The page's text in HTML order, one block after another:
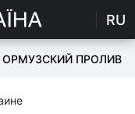
RU
ОРМУЗСКИЙ ПРОЛИВ